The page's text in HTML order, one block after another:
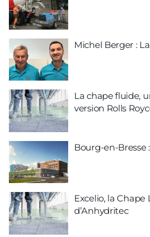
Michel Berger :
La chape fluide,
version Rolls
Bourg-en-Bresse
Excelio, la
d’Anhydritec